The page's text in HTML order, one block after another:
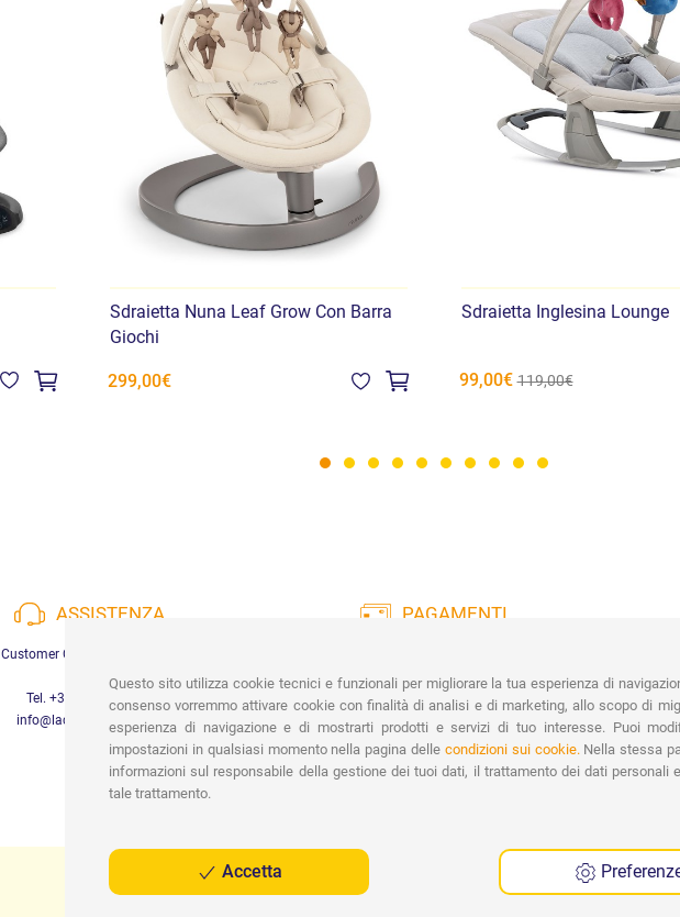
Sdraietta Nuna Leaf Grow Con Barra
Giochi
299,00€
Sdraietta Inglesina Lounge
99,00€ 119,00€
ASSISTENZA
Customer Care a disposizione
Tel. +39 3452280233
info@lachiocciolababy.it
PAGAMENTI
Carte di Credito, Bonifico, PayPal e
Contrassegno.
Questo sito utilizza cookie tecnici e funzionali per migliorare la tua esperienza di
consenso vorremmo attivare cookie con finalità di analisi e di marketing, allo scopo di
esperienza di navigazione e di mostrarti prodotti e servizi di tuo interesse. Puoi
impostazioni in qualsiasi momento nella pagina delle condizioni sui cookie.Nella stessa
informazioni sul responsabile della gestione dei tuoi dati, il trattamento dei dati personali
tale trattamento.
Accetta